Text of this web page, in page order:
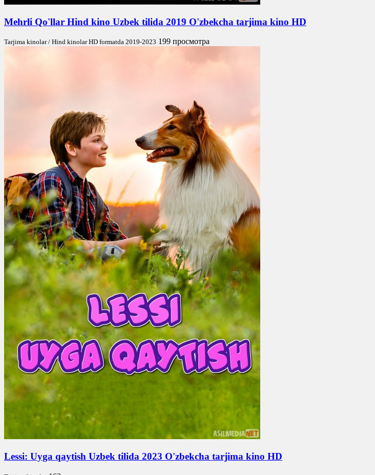
Mehrli Qo'llar Hind kino Uzbek tilida 2019 O'zbekcha tarjima kino HD
Tarjima kinolar / Hind kinolar HD formatda 2019-2023 199 просмотра
Lessi: Uyga qaytish Uzbek tilida 2023 O'zbekcha tarjima kino HD